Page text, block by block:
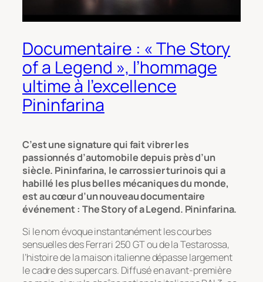
Documentaire : « The Story
of a Legend », l’hommage
ultime à l’excellence
Pininfarina
C’est une signature qui fait vibrer les
passionnés d’automobile depuis près d’un
siècle. Pininfarina, le carrossier turinois qui a
habillé les plus belles mécaniques du monde,
est au cœur d’un nouveau documentaire
événement : The Story of a Legend. Pininfarina.
Si le nom évoque instantanément les courbes
sensuelles des Ferrari 250 GT ou de la Testarossa,
l’histoire de la maison italienne dépasse largement
le cadre des supercars. Diffusé en avant-première